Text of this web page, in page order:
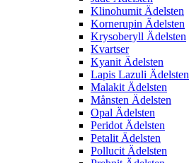
Klinohumit Ädelsten
Kornerupin Ädelsten
Krysoberyll Ädelsten
Kvartser
Kyanit Ädelsten
Lapis Lazuli Ädelsten
Malakit Ädelsten
Månsten Ädelsten
Opal Ädelsten
Peridot Ädelsten
Petalit Ädelsten
Pollucit Ädelsten